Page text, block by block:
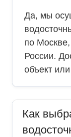
Да, мы
по
России.
объект
Как